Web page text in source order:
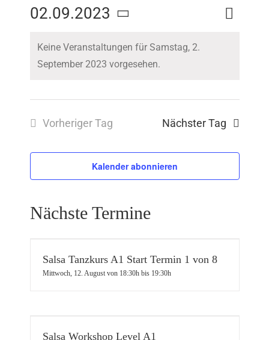
Suche
Tag
02.09.2023
wählen.
Keine Veranstaltungen für Samstag, 2.
September 2023 vorgesehen.
Vorheriger Tag Nächster Tag
Kalender abonnieren
Nächste Termine
Salsa Tanzkurs A1 Start Termin 1 von 8
Mittwoch, 12. August von 18:30hbis 19:30h
Salsa Workshop Level A1